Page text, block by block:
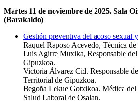
Martes 11 de noviembre de 2025, Sala
(Barakaldo)
Gestión preventiva del acoso sexual
Raquel Raposo Acevedo, Técnica
Luis Agirre Muxika, Responsable
Gipuzkoa.
Victoria Álvarez Cid. Responsable
Territorial de Gipuzkoa.
Begoña Lekue Gotxikoa. Médica
Salud Laboral de Osalan.